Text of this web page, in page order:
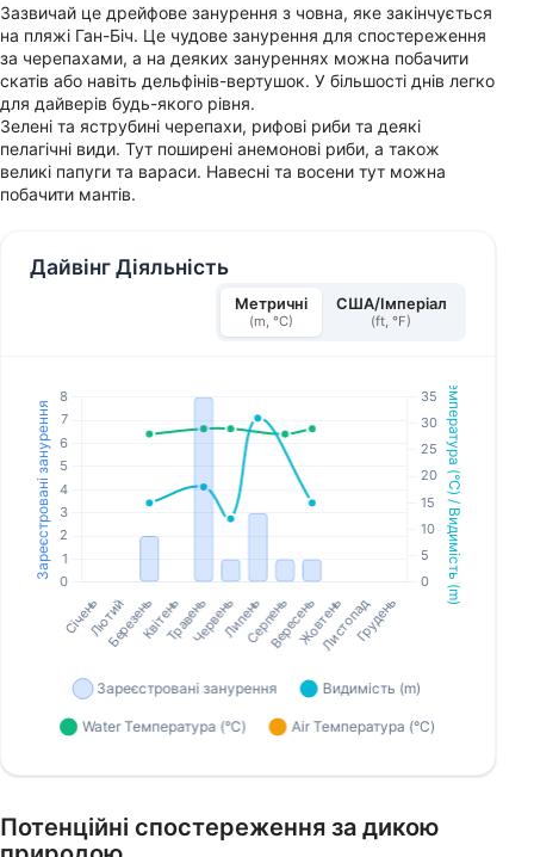
Зазвичай це дрейфове занурення з човна, яке закінчується
на пляжі Ган-Біч. Це чудове занурення для спостереження
за черепахами, а на деяких зануреннях можна побачити
скатів або навіть дельфінів-вертушок. У більшості днів легко
для дайверів будь-якого рівня.
Зелені та яструбині черепахи, рифові риби та деякі
пелагічні види. Тут поширені анемонові риби, а також
великі папуги та вараси. Навесні та восени тут можна
побачити мантів.
Дайвінг Діяльність
Метричні
(m, °C)
США/Імперіал
(ft, °F)
Потенційні спостереження за дикою